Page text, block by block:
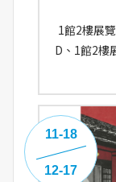
1館2樓展
D、1館2樓
11-18
12-17